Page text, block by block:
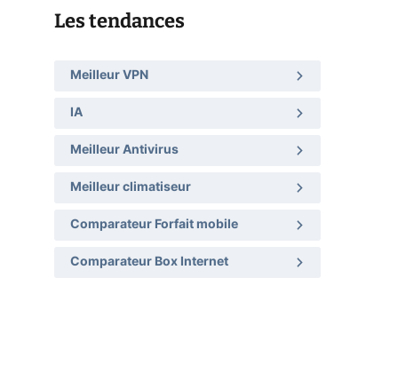
Les tendances
Meilleur VPN
IA
Meilleur Antivirus
Meilleur climatiseur
Comparateur Forfait mobile
Comparateur Box Internet